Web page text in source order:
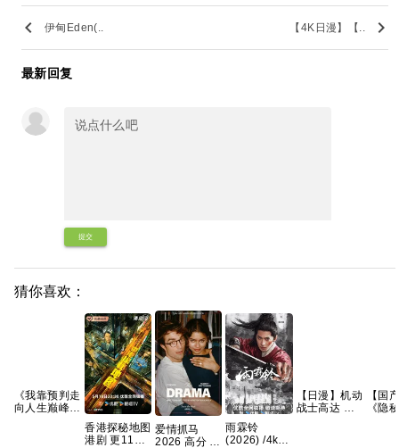
keyboard_arrow_left 伊甸Eden(.. 【4K日漫】【.. keyboard_arrow_right
最新回复
提交
猜你喜欢：
《我靠预判走
向人生巅峰》
香港探秘地图
港剧 更11集
爱情抓马
2026 高分 爱
雨霖铃
(2026) /4k超
【日漫】机动
战士高达 闪
【国
《隐